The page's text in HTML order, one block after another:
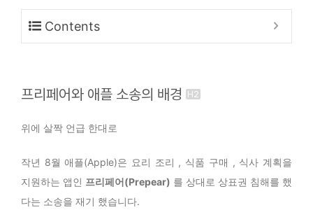
Contents
프리페어와 애플 소송의 배경
위에 살짝 언급 한대로
작년 8월 애플(Apple)은 요리 조리 , 식품 구매 , 식사 계획을
지원하는 앱인 프리페어(Prepear) 를 상대로 상표권 침해를 했
다는 소송을 재기 했습니다.